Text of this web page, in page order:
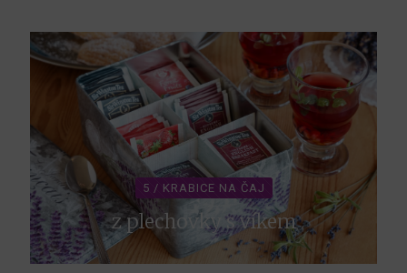
5 / KRABICE NA ČAJ
z plechovky s víkem